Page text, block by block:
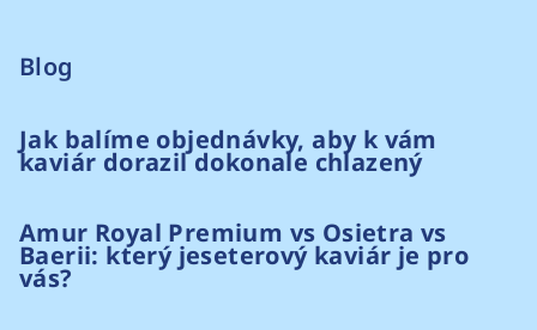
Blog
Jak balíme objednávky, aby k vám
kaviár dorazil dokonale chlazený
Amur Royal Premium vs Osietra vs
Baerii: který jeseterový kaviár je pro
vás?